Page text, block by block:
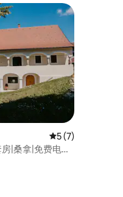
评价 平均评分 5 分（
5 (7)
|桑拿|免费电动